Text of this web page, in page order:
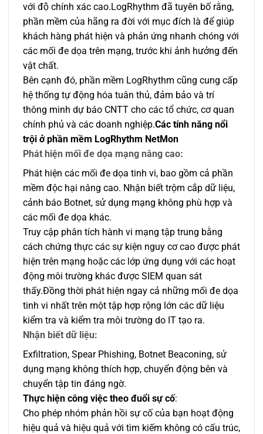
với độ chính xác cao.LogRhythm đã tuyên bố rằng,
phần mềm của hãng ra đời với mục đích là để giúp
khách hàng phát hiện và phản ứng nhanh chóng với
các mối đe dọa trên mạng, trước khi ảnh hưởng đến
vật chất.
Bên cạnh đó, phần mềm LogRhythm cũng cung cấp
hệ thống tự động hóa tuân thủ, đảm bảo và trí
thông minh dự báo CNTT cho các tổ chức, cơ quan
chính phủ và các doanh nghiệp.Các tính năng nổi
trội ở phần mềm LogRhythm NetMon
Phát hiện mối đe dọa mạng nâng cao:
Phát hiện các mối đe dọa tinh vi, bao gồm cả phần
mềm độc hại nâng cao. Nhận biết trộm cắp dữ liệu,
cảnh báo Botnet, sử dụng mạng không phù hợp và
các mối đe dọa khác.
Truy cập phân tích hành vi mạng tập trung bằng
cách chứng thực các sự kiện nguy cơ cao được phát
hiện trên mạng hoặc các lớp ứng dụng với các hoạt
động môi trường khác được SIEM quan sát
thấy.Đồng thời phát hiện ngay cả những mối đe dọa
tinh vi nhất trên một tập hợp rộng lớn các dữ liệu
kiểm tra và kiểm tra môi trường do IT tạo ra.
Nhận biết dữ liệu:
Exfiltration, Spear Phishing, Botnet Beaconing, sử
dụng mạng không thích hợp, chuyển động bên và
chuyển tập tin đáng ngờ.
Thực hiện công việc theo đuổi sự cố:
Cho phép nhóm phản hồi sự cố của bạn hoạt động
hiệu quả và hiệu quả với tìm kiếm không có cấu trúc,